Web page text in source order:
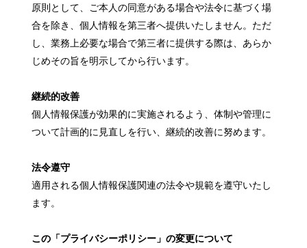
原則として、ご本人の同意がある場合や法令に基づく場
合を除き、個人情報を第三者へ提供いたしません。ただ
し、業務上必要な場合で第三者に提供する際は、あらか
じめその旨を明示してから行います。
継続的改善
個人情報保護が効果的に実施されるよう、体制や管理に
ついて計画的に見直しを行い、継続的改善に努めます。
法令遵守
適用される個人情報保護関連の法令や規範を遵守いたし
ます。
この「プライバシーポリシー」の変更について